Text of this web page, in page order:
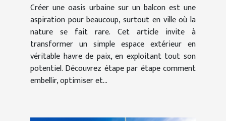
Créer une oasis urbaine sur un balcon est une
aspiration pour beaucoup, surtout en ville où la
nature se fait rare. Cet article invite à
transformer un simple espace extérieur en
véritable havre de paix, en exploitant tout son
potentiel. Découvrez étape par étape comment
embellir, optimiser et...